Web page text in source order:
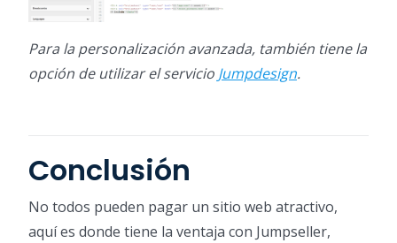
Para la personalización avanzada, también tiene la
opción de utilizar el servicio Jumpdesign.
Conclusión
No todos pueden pagar un sitio web atractivo,
aquí es donde tiene la ventaja con Jumpseller,